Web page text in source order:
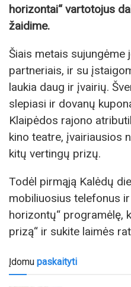
horizontai“ vartotojus
žaidime.
Šiais metais sujungėme
partneriais, ir su
laukia daug ir įvairių.
slepiasi ir dovanų
Klaipėdos rajono
kino teatre, įvairiausios
kitų vertingų prizų.
Todėl pirmąją Kalėdų
mobiliuosius telefonus
horizontų“ programėlę,
prizą“ ir sukite laimės
Įdomu paskaityti